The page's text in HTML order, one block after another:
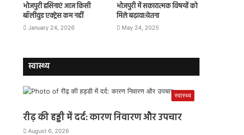
भोजपुरी हसिनाएं आज किसी
बॉलीवुड एक्ट्रेस कम नहीं
January 24, 2026
भोजपुरी में सकारात्मक विषयों को
मिले बढ़ावा:चेतना
May 24, 2025
स्वास्थ्य
स्वास्थ्य
रीढ़ की हड्डी में दर्द: कारण निवारण और उपचार
August 6, 2026